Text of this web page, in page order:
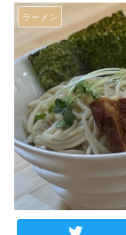
ラーメン